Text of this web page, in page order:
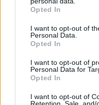
grant or deny consent to
use your data for below
consent section.
Opted In
I want to opt-out of
Personal Data.
Opted In
I want to opt-out of
Personal Data for
Opted In
I want to opt-out of
Retention, Sale,
ενώπιων 30.000
Η σχέση του
την έναρξη της
καπνογόνα που